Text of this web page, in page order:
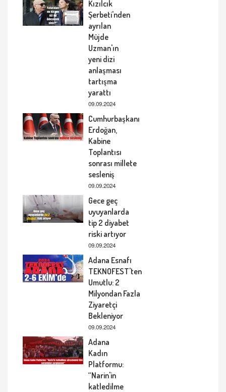
Kızılcık
Şerbeti'nden
ayrılan
Müjde
Uzman'ın
yeni dizi
anlaşması
tartışma
yarattı
09.09.2024
Cumhurbaşkanı
Erdoğan,
Kabine
Toplantısı
sonrası millete
sesleniş
09.09.2024
Gece geç
uyuyanlarda
tip 2 diyabet
riski artıyor
09.09.2024
Adana Esnafı
TEKNOFEST'ten
Umutlu: 2
Milyondan Fazla
Ziyaretçi
Bekleniyor
09.09.2024
Adana
Kadın
Platformu:
“Narin'in
katledilme